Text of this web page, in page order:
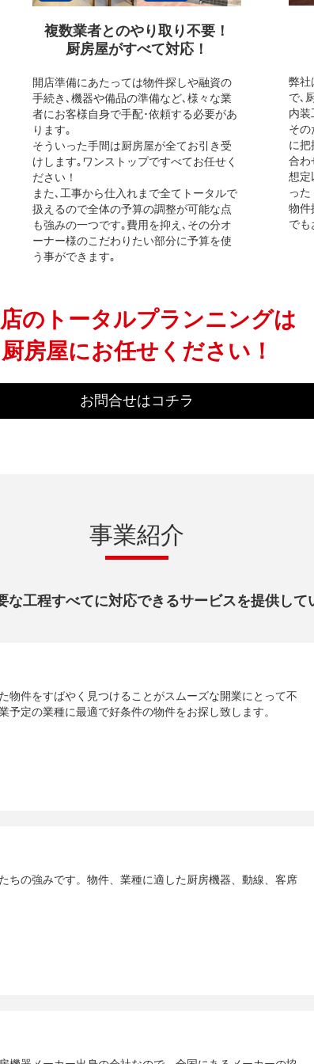
複数業者とのやり取り不要！
厨房屋がすべて対応！
開店準備にあたっては物件探しや融資の
手続き､機器や備品の準備など､様々な業
者にお客様自身で手配･依頼する必要があ
ります｡
そういった手間は厨房屋が全てお引き受
けします｡ワンストップですべてお任せく
ださい！
また､工事から仕入れまで全てトータルで
扱えるので全体の予算の調整が可能な点
も強みの一つです｡費用を抑え､その分オ
ーナー様のこだわりたい部分に予算を使
う事ができます｡
弊社
で､
内装
その
に把
合わ
想定
っ
物件
でも
のトータルプランニングは
厨房屋にお任せください！
お問合せはコチラ
事業紹介
な工程すべてに対応できるサービスを提供して
物件をすばやく見つけることがスムーズな開業にとって不
定の業種に最適で好条件の物件をお探し致します。
ちの強みです。物件、業種に適した厨房機器、動線、客席